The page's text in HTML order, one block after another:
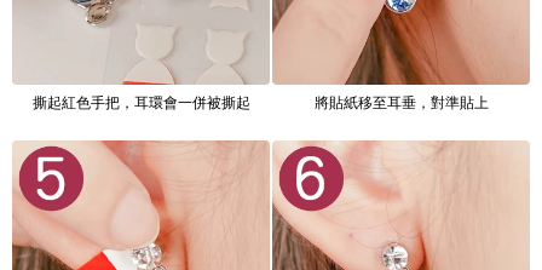
撕起紅色手把，耳環會一併被撕起 將貼紙移至耳垂，對準貼上